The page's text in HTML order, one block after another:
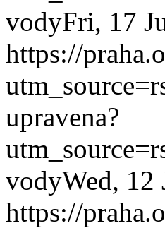
vodyFri, 17
https://
upravena?
vodyWed, 12
https://